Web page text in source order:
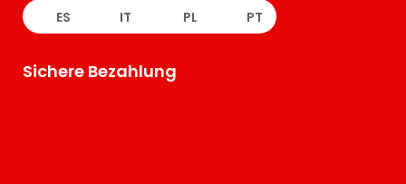
ES IT PL PT
Sichere Bezahlung